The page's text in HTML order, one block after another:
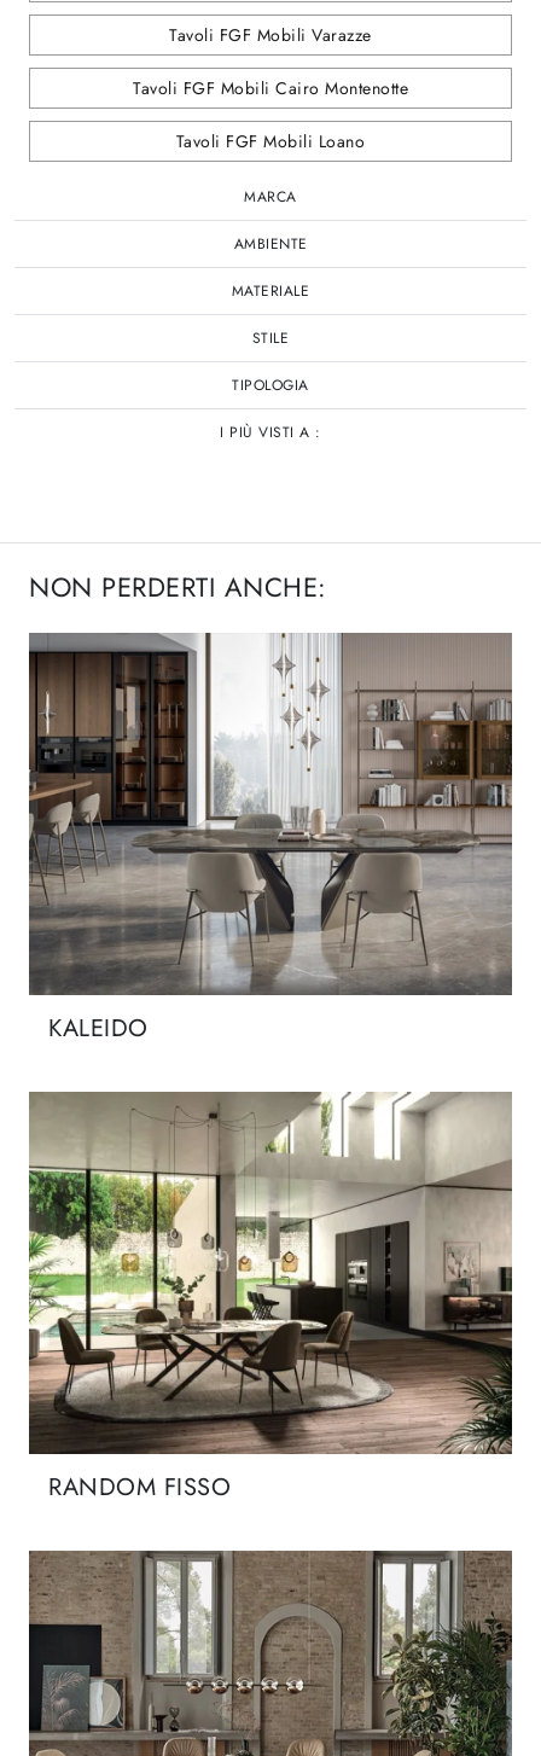
Tavoli FGF Mobili Varazze
Tavoli FGF Mobili Cairo Montenotte
Tavoli FGF Mobili Loano
MARCA
AMBIENTE
MATERIALE
STILE
TIPOLOGIA
I PIÙ VISTI A :
NON PERDERTI ANCHE:
KALEIDO
RANDOM FISSO